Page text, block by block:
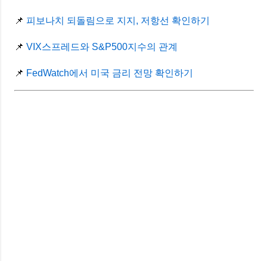
📌 피보나치 되돌림으로 지지, 저항선 확인하기
📌 VIX스프레드와 S&P500지수의 관계
📌 FedWatch에서 미국 금리 전망 확인하기